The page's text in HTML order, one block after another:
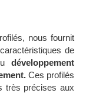
nous fournit
de
développement
Ces profilés
très précises aux